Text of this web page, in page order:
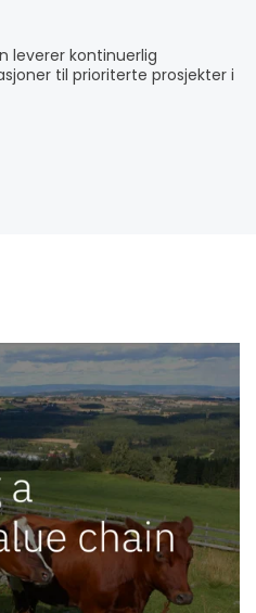
leverer kontinuerlig
til prioriterte prosjekter i